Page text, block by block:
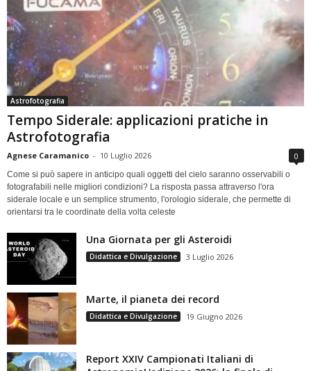
Astrofotografia
Tempo Siderale: applicazioni pratiche in
Astrofotografia
Agnese Caramanico - 10 Luglio 2026 0
Come si può sapere in anticipo quali oggetti del cielo saranno osservabili o
fotografabili nelle migliori condizioni? La risposta passa attraverso l'ora
siderale locale e un semplice strumento, l'orologio siderale, che permette di
orientarsi tra le coordinate della volta celeste
Una Giornata per gli Asteroidi
Didattica e Divulgazione 3 Luglio 2026
Marte, il pianeta dei record
Didattica e Divulgazione 19 Giugno 2026
Report XXIV Campionati Italiani di